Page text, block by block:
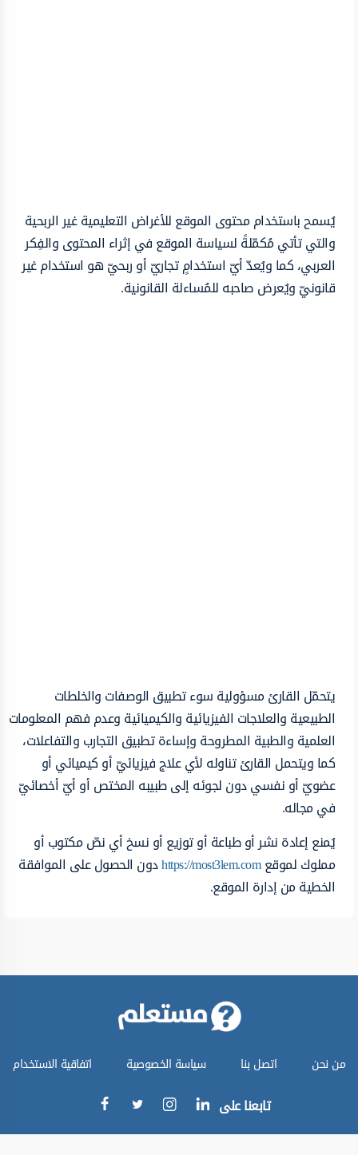
يُسمح باستخدام محتوى الموقع للأغراض التعليمية غير الربحية
والتي تأتي مُكمّلةً لسياسة الموقع في إثراء المحتوى والفِكر
العربي، كما ويُعدّ أيّ استخدامٍ تجاريّ أو ربحيّ هو استخدام غير
قانونيّ ويُعرض صاحبه للمُساءلة القانونية.
يتحمّل القارئ مسؤولية سوء تطبيق الوصفات والخلطات
الطبيعية والعلاجات الفيزيائية والكيميائية وعدم فهم المعلومات
العلمية والطبية المطروحة وإساءة تطبيق التجارب والتفاعلات،
كما ويتحمل القارئ تناوله لأي علاج فيزيائيّ أو كيميائي أو
عضويّ أو نفسي دون لجوئه إلى طبيبه المختص أو أيّ أخصائيّ
في مجاله.
يُمنع إعادة نشر أو طباعة أو توزيع أو نسخ أي نصّ مكتوب أو
مملوك لموقعhttps://most3lem.comدون الحصول على الموافقة
الخطية من إدارة الموقع.
من نحن اتصل بنا سياسة الخصوصية اتفاقية الاستخدام
تابعنا على